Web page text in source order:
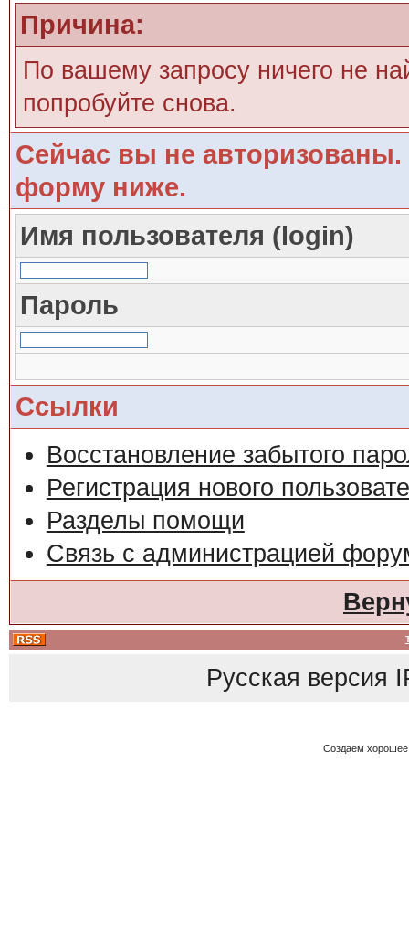
Причина:
По вашему запросу ничего не
попробуйте снова.
Сейчас вы не авторизованы.
форму ниже.
Имя пользователя (login)
Пароль
Ссылки
Восстановление забытого
Регистрация нового
Разделы помощи
Связь с администрацией
Русская версия
Создаем